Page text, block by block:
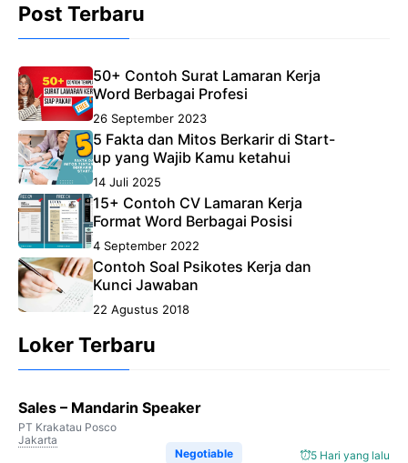
Post Terbaru
50+ Contoh Surat Lamaran Kerja
Word Berbagai Profesi
26 September 2023
5 Fakta dan Mitos Berkarir di Start-
up yang Wajib Kamu ketahui
14 Juli 2025
15+ Contoh CV Lamaran Kerja
Format Word Berbagai Posisi
4 September 2022
Contoh Soal Psikotes Kerja dan
Kunci Jawaban
22 Agustus 2018
Loker Terbaru
Sales – Mandarin Speaker
PT Krakatau Posco
Jakarta
5 Hari yang lalu
Negotiable